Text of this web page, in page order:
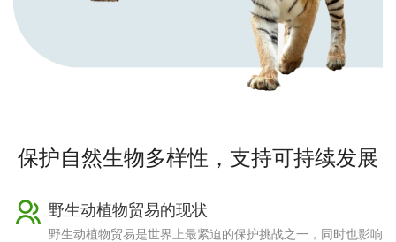
保护自然生物多样性，支持可持续发展
野生动植物贸易的现状
野生动植物贸易是世界上最紧迫的保护挑战之一，同时也影响